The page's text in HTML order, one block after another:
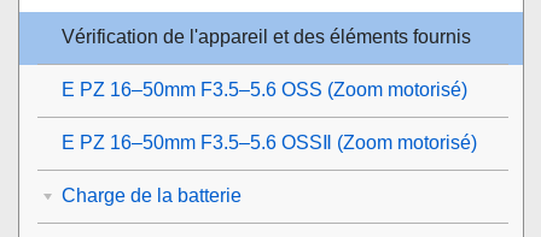
Vérification de l'appareil et des éléments fournis
E PZ 16–50mm F3.5–5.6 OSS (Zoom motorisé)
E PZ 16–50mm F3.5–5.6 OSSⅡ (Zoom motorisé)
Charge de la batterie